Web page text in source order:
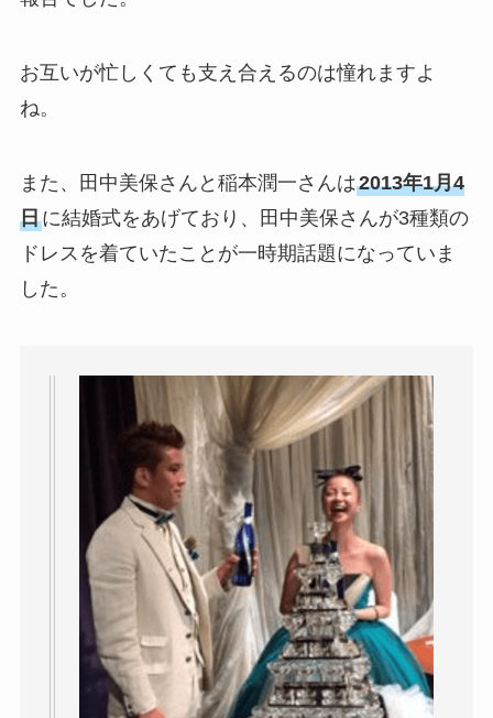
お互いが忙しくても支え合えるのは憧れますよ
ね。
また、田中美保さんと稲本潤一さんは2013年1月4
日に結婚式をあげており、田中美保さんが3種類の
ドレスを着ていたことが一時期話題になっていま
した。